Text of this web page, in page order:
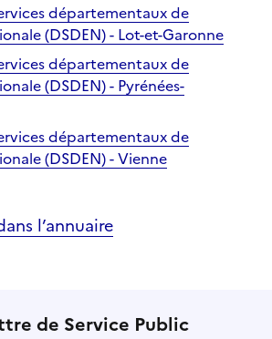
départementaux de
(DSDEN) - Lot-et-Garonne
départementaux de
(DSDEN) - Pyrénées-
départementaux de
(DSDEN) - Vienne
l’annuaire
de Service Public